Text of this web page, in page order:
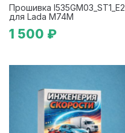
Прошивка I535GM03_ST1_E2
для Lada М74М
1 500 ₽